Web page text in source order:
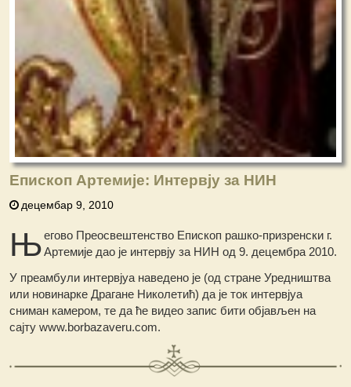
Епископ Артемије: Интервју за НИН
децембар 9, 2010
Његово Преосвештенство Епископ рашко-призренски г.
Артемије дао је интервју за НИН од 9. децембра 2010.
У преамбули интервјуа наведено је (од стране Уредништва
или новинарке Драгане Николетић) да је ток интервјуа
сниман камером, те да ће видео запис бити објављен на
сајту www.borbazaveru.com.